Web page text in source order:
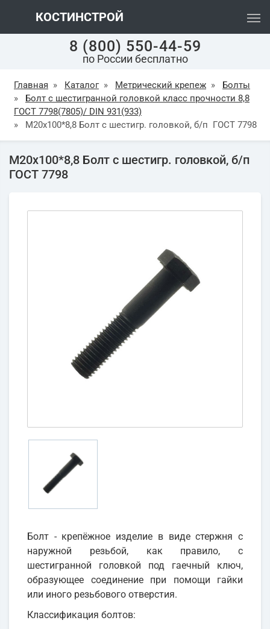
КОСТИНСТРОЙ
8 (800) 550-44-59
по России бесплатно
Главная » Каталог » Метрический крепеж »
Болты
»
Болт с шестигранной головкой класс прочности 8,8
ГОСТ 7798(7805)/ DIN 931(933)
»
М20х100*8,8 Болт с шестигр. головкой, б/п ГОСТ 7798
М20х100*8,8 Болт с шестигр. головкой, б/п
ГОСТ 7798
Болт - крепёжное изделие в виде стержня с
наружной резьбой, как правило, с
шестигранной головкой под гаечный ключ,
образующее соединение при помощи гайки
или иного резьбового отверстия.
Классификация болтов: